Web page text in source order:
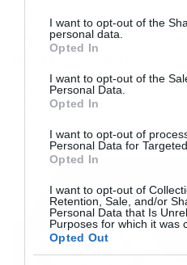
not limited to your visit or
grant or deny consent to
use your data for below
consent section.
I want to opt-out of the
personal data.
Opted In
I want to opt-out of the
Personal Data.
Opted In
I want to opt-out of
Personal Data for
Opted In
I want to opt-out of
Retention, Sale, and/or
Personal Data that Is
Purposes for which it was
Opted Out
17/03/2024
Κούιζ: Κανένας δεν
σωστές σημαίες
Κουίζ: Πόσο καλές είναι οι
Κι αν είναι, πόσο καλά
λάτρεις της γεωγραφίας,
συμβόλων των χωρών.
10… Καλή επιτυχία…